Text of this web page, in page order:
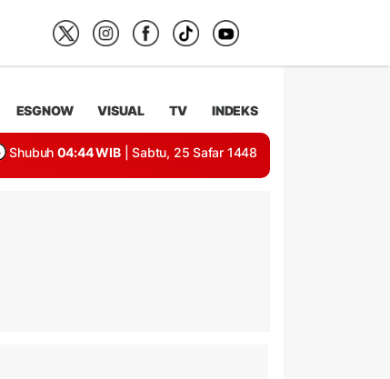
ESGNOW VISUAL TV INDEKS
Shubuh 04:44 WIB | Sabtu, 25 Safar 1448